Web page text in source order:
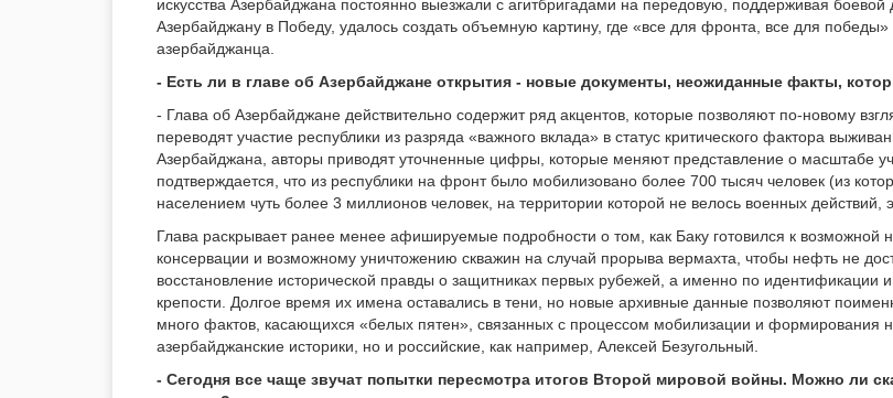
искусства Азербайджана постоянно выезжали с агитбригадами на передовую, поддерживая
Азербайджану в Победу, удалось создать объемную картину, где «все для фронта, все для
азербайджанца.
- Есть ли в главе об Азербайджане открытия - новые документы, неожиданные факты,
- Глава об Азербайджане действительно содержит ряд акцентов, которые позволяют по-новому
переводят участие республики из разряда «важного вклада» в статус критического фактора
Азербайджана, авторы приводят уточненные цифры, которые меняют представление о масштабе
подтверждается, что из республики на фронт было мобилизовано более 700 тысяч человек (из
населением чуть более 3 миллионов человек, на территории которой не велось военных
Глава раскрывает ранее менее афишируемые подробности о том, как Баку готовился к
консервации и возможному уничтожению скважин на случай прорыва вермахта, чтобы нефть не
восстановление исторической правды о защитниках первых рубежей, а именно по идентификации
крепости. Долгое время их имена оставались в тени, но новые архивные данные позволяют
много фактов, касающихся «белых пятен», связанных с процессом мобилизации и формирования
азербайджанские историки, но и российские, как например, Алексей Безугольный.
- Сегодня все чаще звучат попытки пересмотра итогов Второй мировой войны. Можно ли